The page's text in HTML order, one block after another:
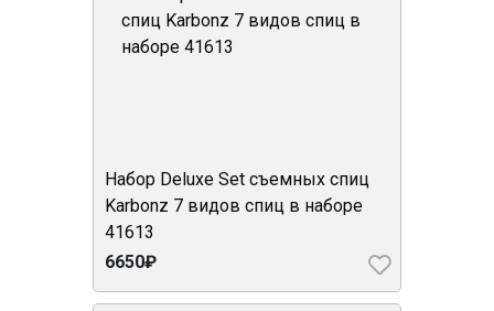
Набор Deluxe Set съемных спиц
Karbonz 7 видов спиц в наборе
41613
6650₽